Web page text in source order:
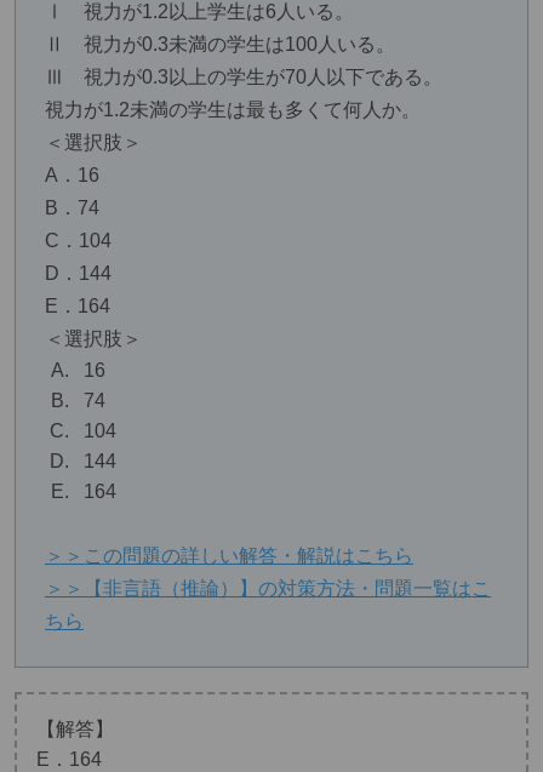
Ⅰ 視力が1.2以上学生は6人いる。
Ⅱ 視力が0.3未満の学生は100人いる。
Ⅲ 視力が0.3以上の学生が70人以下である。
視力が1.2未満の学生は最も多くて何人か。
＜選択肢＞
A．16
B．74
C．104
D．144
E．164
＜選択肢＞
16
74
104
144
164
＞＞この問題の詳しい解答・解説はこちら
＞＞【非言語（推論）】の対策方法・問題一覧はこ
ちら
【解答】
E．164